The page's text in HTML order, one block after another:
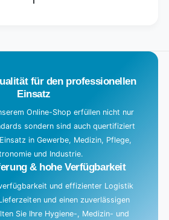
für den professionellen
Einsatz
Online-Shop erfüllen nicht nur
sondern sind auch quertifiziert
in Gewerbe, Medizin, Pflege,
und Industrie.
& hohe Verfügbarkeit
und effizienter Logistik
und einen zuverlässigen
Sie Ihre Hygiene-, Medizin- und